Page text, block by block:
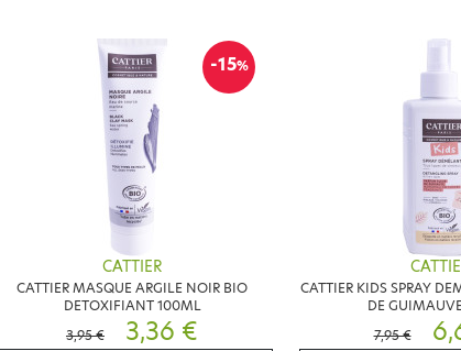
-15%
CATTIER
CATTIER MASQUE ARGILE NOIR BIO
DETOXIFIANT 100ML
3,95 €
3,36 €
CATTIER KIDS SPRAY
DE
7,95 €